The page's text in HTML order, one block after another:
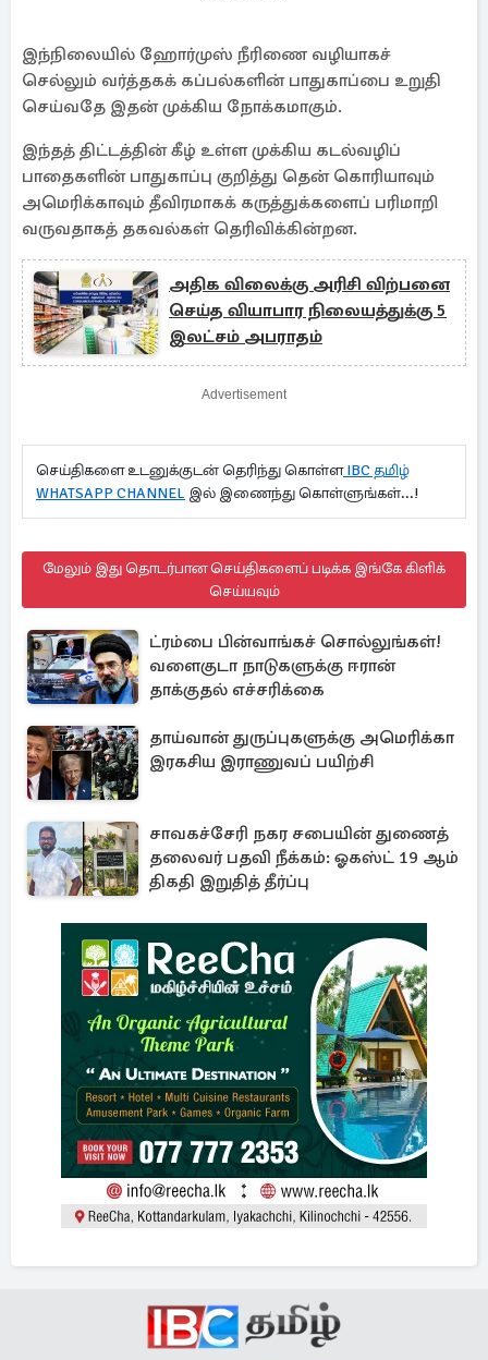
இந்நிலையில் ஹோர்முஸ் நீரிணை வழியாகச்
செல்லும் வர்த்தகக் கப்பல்களின் பாதுகாப்பை உறுதி
செய்வதே இதன் முக்கிய நோக்கமாகும்.
இந்தத் திட்டத்தின் கீழ் உள்ள முக்கிய கடல்வழிப்
பாதைகளின் பாதுகாப்பு குறித்து தென் கொரியாவும்
அமெரிக்காவும் தீவிரமாகக் கருத்துக்களைப் பரிமாறி
வருவதாகத் தகவல்கள் தெரிவிக்கின்றன.
அதிக விலைக்கு அரிசி விற்பனை
செய்த வியாபார நிலையத்துக்கு 5
இலட்சம் அபராதம்
Advertisement
செய்திகளை உடனுக்குடன் தெரிந்து கொள்ளIBC தமிழ்
WHATSAPP CHANNEL இல் இணைந்து கொள்ளுங்கள்...!
மேலும் இது தொடர்பான செய்திகளைப் படிக்க இங்கே கிளிக்
செய்யவும்
ட்ரம்பை பின்வாங்கச் சொல்லுங்கள்!
வளைகுடா நாடுகளுக்கு ஈரான்
தாக்குதல் எச்சரிக்கை
தாய்வான் துருப்புகளுக்கு அமெரிக்கா
இரகசிய இராணுவப் பயிற்சி
சாவகச்சேரி நகர சபையின் துணைத்
தலைவர் பதவி நீக்கம்: ஓகஸ்ட் 19 ஆம்
திகதி இறுதித் தீர்ப்பு